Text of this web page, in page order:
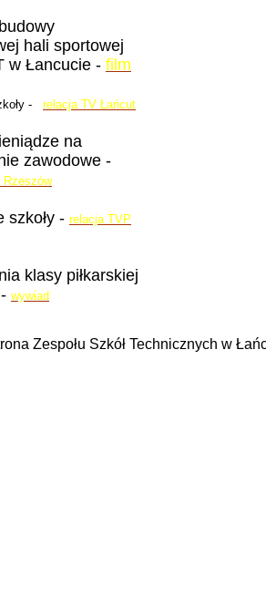
hali sportowej
w Łancucie - film
- relacja TV Łańcut
na
zawodowe -
Rzeszów
szkoły - relacja TVP
klasy piłkarskiej
wywiad
Zespołu Szkół Technicznych w